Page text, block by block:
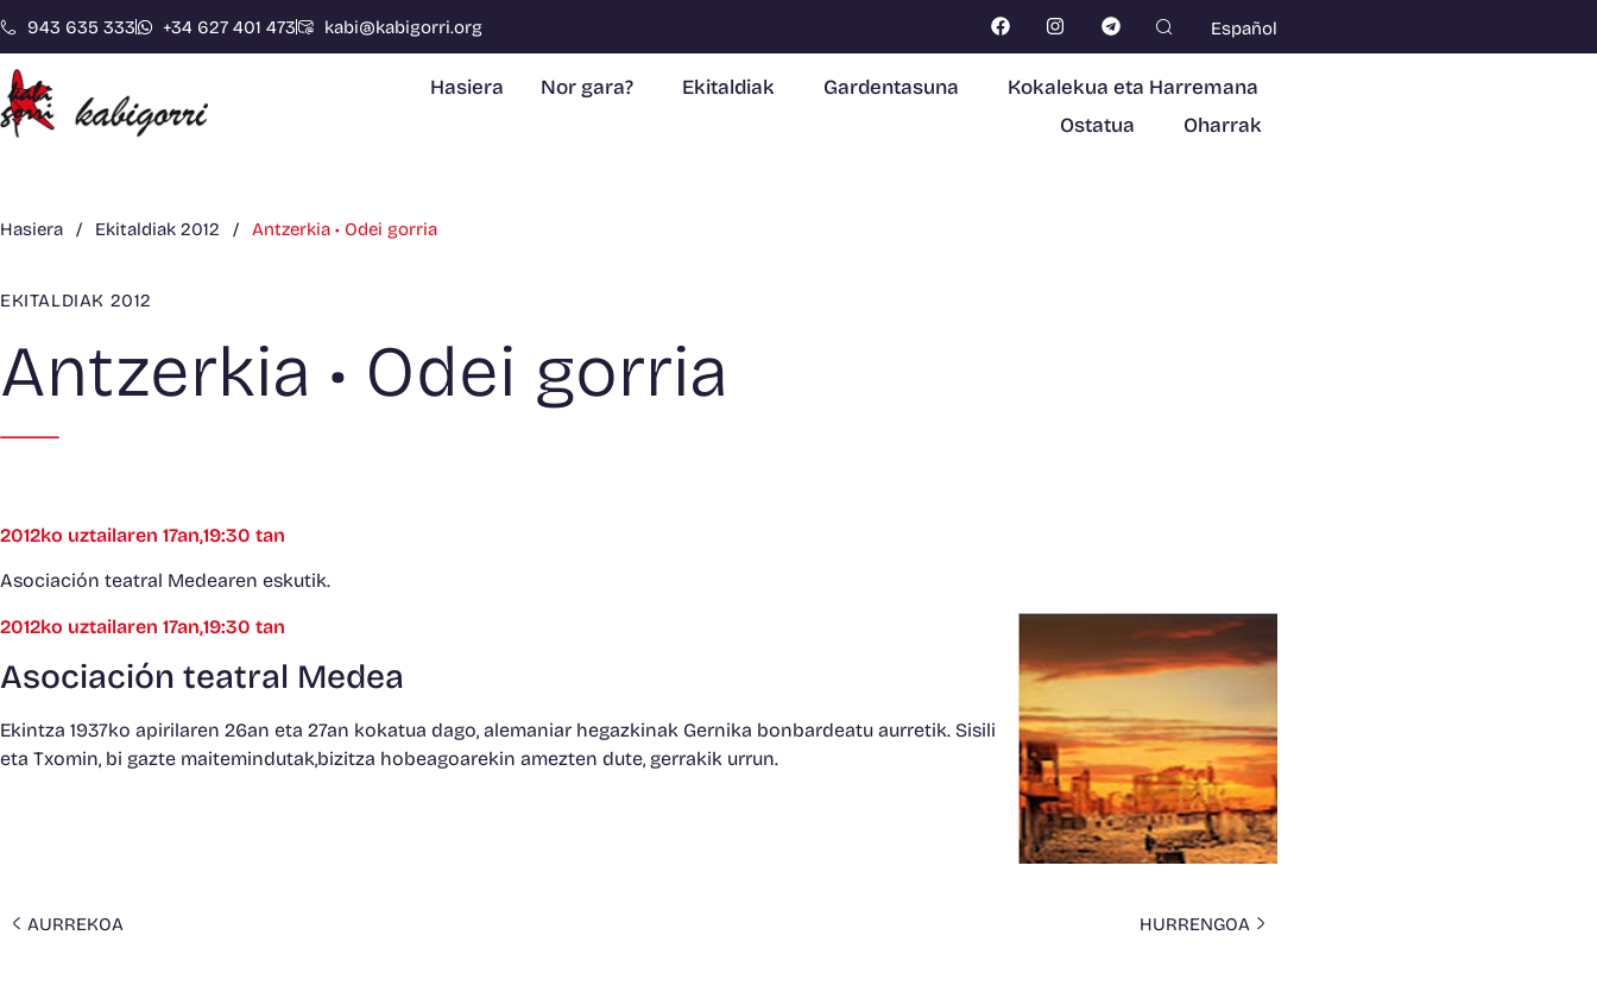
943 635 333 +34 627 401 473 kabi@kabigorri.org Español
Hasiera Nor gara? Ekitaldiak Gardentasuna
Kokalekua eta Harremana
Ostatua
Oharrak
Hasiera / Ekitaldiak 2012 / Antzerkia • Odei gorria
EKITALDIAK 2012
Antzerkia • Odei gorria
2012ko uztailaren 17an,19:30 tan
Asociación teatral Medearen eskutik.
2012ko uztailaren 17an,19:30 tan
Asociación teatral Medea
Ekintza 1937ko apirilaren 26an eta 27an kokatua dago, alemaniar hegazkinak Gernika bonbardeatu aurretik. Sisili
eta Txomin, bi gazte maitemindutak,bizitza hobeagoarekin amezten dute, gerrakik urrun.
AURREKOA HURRENGOA